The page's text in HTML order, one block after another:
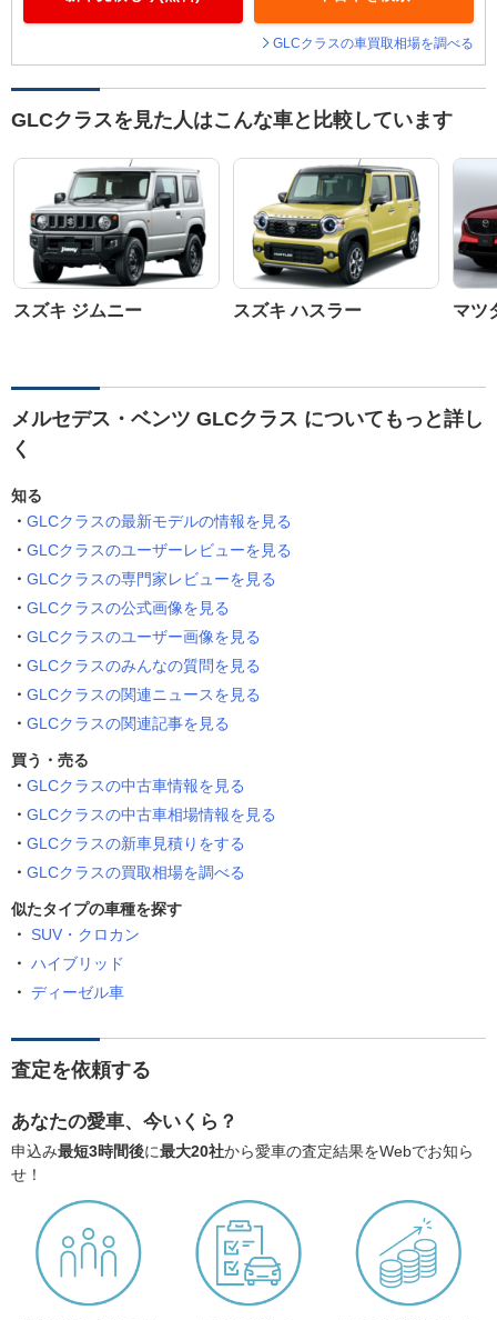
GLCクラスの車買取相場を調べる
GLCクラスを見た人はこんな車と比較しています
スズキ ジムニー スズキ ハスラー マツ
メルセデス・ベンツ GLCクラス についてもっと詳し
く
知る
GLCクラスの最新モデルの情報を見る
GLCクラスのユーザーレビューを見る
GLCクラスの専門家レビューを見る
GLCクラスの公式画像を見る
GLCクラスのユーザー画像を見る
GLCクラスのみんなの質問を見る
GLCクラスの関連ニュースを見る
GLCクラスの関連記事を見る
買う・売る
GLCクラスの中古車情報を見る
GLCクラスの中古車相場情報を見る
GLCクラスの新車見積りをする
GLCクラスの買取相場を調べる
似たタイプの車種を探す
SUV・クロカン
ハイブリッド
ディーゼル車
査定を依頼する
あなたの愛車、今いくら？
申込み最短3時間後に最大20社から愛車の査定結果をWebでお知ら
せ！